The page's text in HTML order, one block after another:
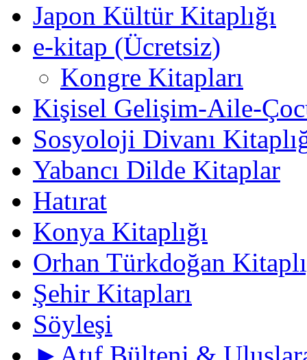
Japon Kültür Kitaplığı
e-kitap (Ücretsiz)
Kongre Kitapları
Kişisel Gelişim-Aile-
Sosyoloji Divanı
Yabancı Dilde Kitaplar
Hatırat
Konya Kitaplığı
Orhan Türkdoğan
Şehir Kitapları
Söyleşi